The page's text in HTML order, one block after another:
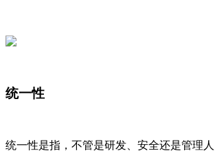
统一性
统一性是指，不管是研发、安全还是管理